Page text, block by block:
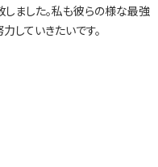
ました。私も彼らの様な最強
していきたいです。